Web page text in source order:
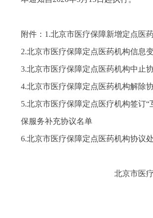
附件：1.北京市医疗保障新增定点医
2.北京市医疗保障定点医药机构信息
3.北京市医疗保障定点医药机构中止
4.北京市医疗保障定点医药机构解除
5.北京市医疗保障定点医疗机构签订“
保服务补充协议名单
6.北京市医疗保障定点医药机构协议
北京市医